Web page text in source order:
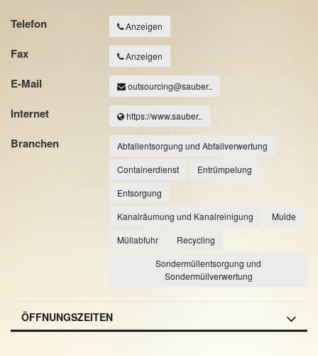
Telefon Anzeigen
Fax Anzeigen
E-Mail outsourcing@sauber..
Internet https://www.sauber..
Branchen
Abfallentsorgung und Abfallverwertung
Containerdienst
Entrümpelung
Entsorgung
Kanalräumung und Kanalreinigung
Mulde
Müllabfuhr
Recycling
Sondermüllentsorgung und
Sondermüllverwertung
ÖFFNUNGSZEITEN